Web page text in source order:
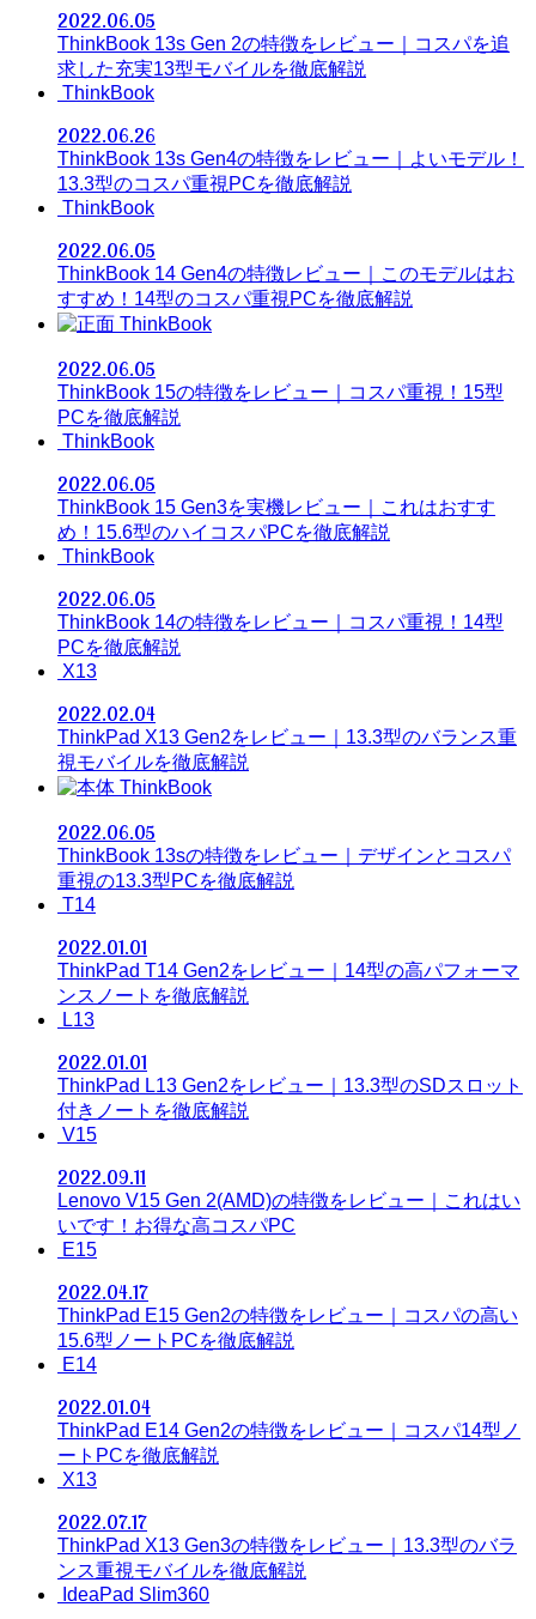
2022.06.05
ThinkBook 13s Gen 2の特徴をレビュー｜コスパを追
求した充実13型モバイルを徹底解説
ThinkBook
2022.06.26
ThinkBook 13s Gen4の特徴をレビュー｜よいモデル！
13.3型のコスパ重視PCを徹底解説
ThinkBook
2022.06.05
ThinkBook 14 Gen4の特徴レビュー｜このモデルはお
すすめ！14型のコスパ重視PCを徹底解説
ThinkBook
2022.06.05
ThinkBook 15の特徴をレビュー｜コスパ重視！15型
PCを徹底解説
ThinkBook
2022.06.05
ThinkBook 15 Gen3を実機レビュー｜これはおすす
め！15.6型のハイコスパPCを徹底解説
ThinkBook
2022.06.05
ThinkBook 14の特徴をレビュー｜コスパ重視！14型
PCを徹底解説
X13
2022.02.04
ThinkPad X13 Gen2をレビュー｜13.3型のバランス重
視モバイルを徹底解説
ThinkBook
2022.06.05
ThinkBook 13sの特徴をレビュー｜デザインとコスパ
重視の13.3型PCを徹底解説
T14
2022.01.01
ThinkPad T14 Gen2をレビュー｜14型の高パフォーマ
ンスノートを徹底解説
L13
2022.01.01
ThinkPad L13 Gen2をレビュー｜13.3型のSDスロット
付きノートを徹底解説
V15
2022.09.11
Lenovo V15 Gen 2(AMD)の特徴をレビュー｜これはい
いです！お得な高コスパPC
E15
2022.04.17
ThinkPad E15 Gen2の特徴をレビュー｜コスパの高い
15.6型ノートPCを徹底解説
E14
2022.01.04
ThinkPad E14 Gen2の特徴をレビュー｜コスパ14型ノ
ートPCを徹底解説
X13
2022.07.17
ThinkPad X13 Gen3の特徴をレビュー｜13.3型のバラ
ンス重視モバイルを徹底解説
IdeaPad Slim360